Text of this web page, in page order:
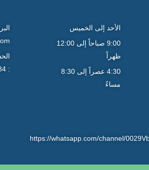
https://whatsapp.com/channel/
الأحد إلى الخميس
9:00 صباحاً إلى 12:00
ظهراً
4:30 عصراً إلى 8:30
مساءً
: SA5380000257608010259984